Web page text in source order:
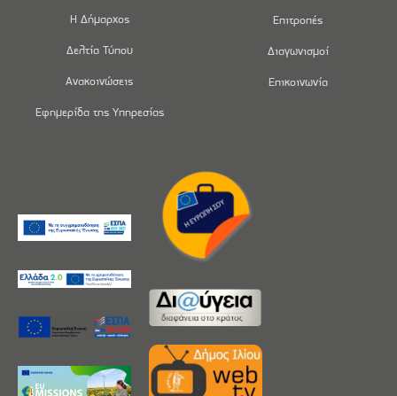
Η Δήμαρχος
Δελτία Τύπου
Ανακοινώσεις
Εφημερίδα της Υπηρεσίας
Επιτροπές
Διαγωνισμοί
Επικοινωνία